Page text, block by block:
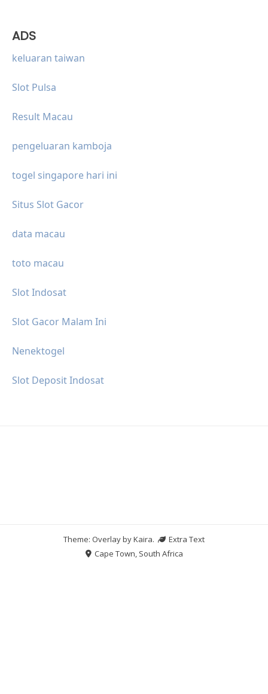
ADS
keluaran taiwan
Slot Pulsa
Result Macau
pengeluaran kamboja
togel singapore hari ini
Situs Slot Gacor
data macau
toto macau
Slot Indosat
Slot Gacor Malam Ini
Nenektogel
Slot Deposit Indosat
Theme: Overlay byKaira.
Extra Text
Cape Town, South Africa